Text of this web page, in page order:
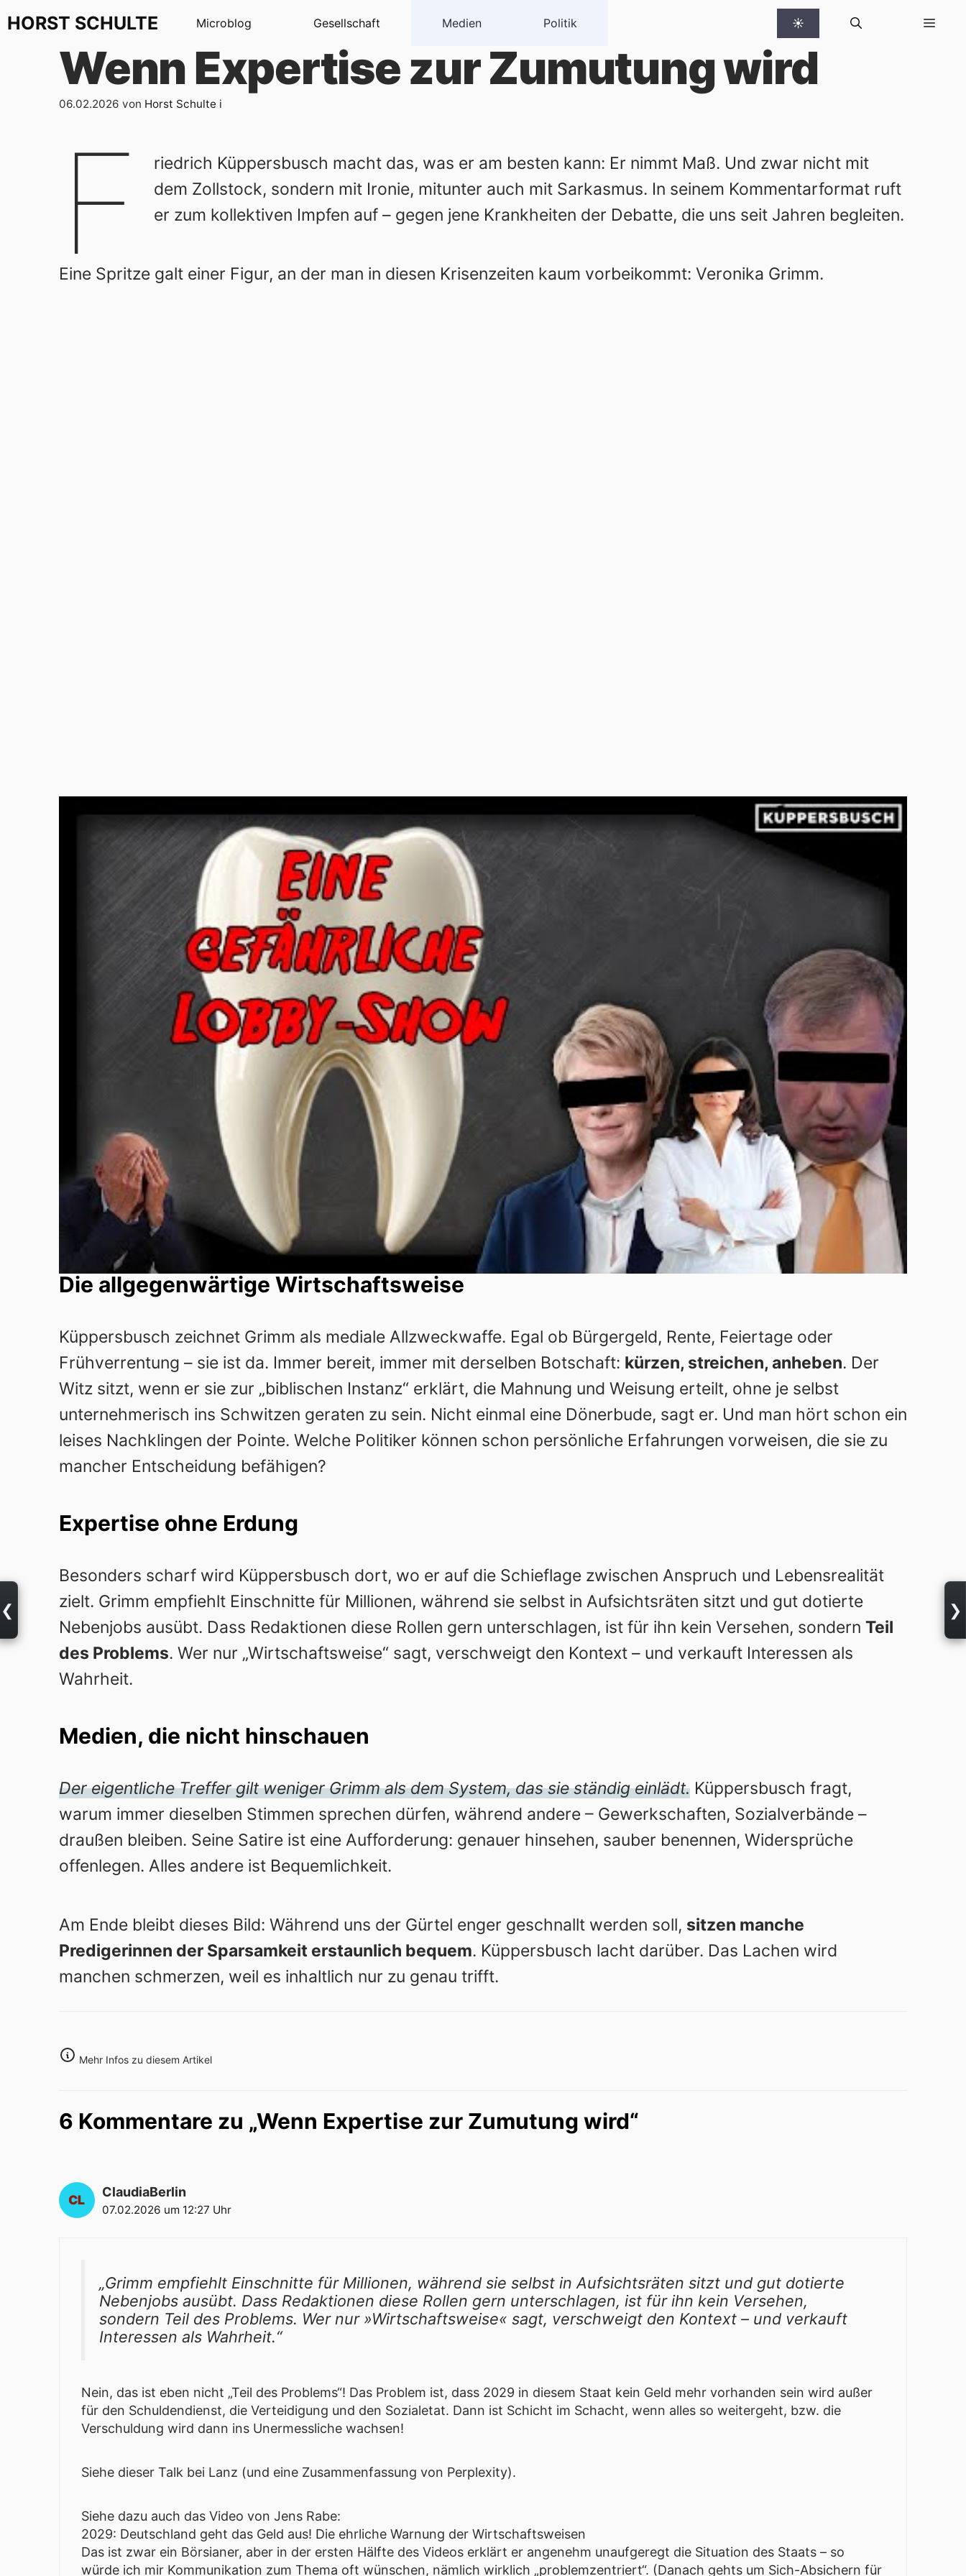
HORST SCHULTE Microblog Gesellschaft Medien Politik ☀
Wenn Expertise zur Zumutung wird
06.02.2026 von Horst Schulte i
F
riedrich Küppersbusch macht das, was er am besten kann: Er nimmt Maß. Und zwar nicht mit
dem Zollstock, sondern mit Ironie, mitunter auch mit Sarkasmus. In seinem Kommentarformat ruft
er zum kollektiven Impfen auf – gegen jene Krankheiten der Debatte, die uns seit Jahren begleiten.
Eine Spritze galt einer Figur, an der man in diesen Krisenzeiten kaum vorbeikommt: Veronika Grimm.
Die allgegenwärtige Wirtschaftsweise
Küppersbusch zeichnet Grimm als mediale Allzweckwaffe. Egal ob Bürgergeld, Rente, Feiertage oder
Frühverrentung – sie ist da. Immer bereit, immer mit derselben Botschaft: kürzen, streichen, anheben. Der
Witz sitzt, wenn er sie zur „biblischen Instanz“ erklärt, die Mahnung und Weisung erteilt, ohne je selbst
unternehmerisch ins Schwitzen geraten zu sein. Nicht einmal eine Dönerbude, sagt er. Und man hört schon ein
leises Nachklingen der Pointe. Welche Politiker können schon persönliche Erfahrungen vorweisen, die sie zu
mancher Entscheidung befähigen?
Expertise ohne Erdung
Besonders scharf wird Küppersbusch dort, wo er auf die Schieflage zwischen Anspruch und Lebensrealität
zielt. Grimm empfiehlt Einschnitte für Millionen, während sie selbst in Aufsichtsräten sitzt und gut dotierte
Nebenjobs ausübt. Dass Redaktionen diese Rollen gern unterschlagen, ist für ihn kein Versehen, sondern Teil
des Problems. Wer nur „Wirtschaftsweise“ sagt, verschweigt den Kontext – und verkauft Interessen als
Wahrheit.
Medien, die nicht hinschauen
Der eigentliche Treffer gilt weniger Grimm als dem System, das sie ständig einlädt. Küppersbusch fragt,
warum immer dieselben Stimmen sprechen dürfen, während andere – Gewerkschaften, Sozialverbände –
draußen bleiben. Seine Satire ist eine Aufforderung: genauer hinsehen, sauber benennen, Widersprüche
offenlegen. Alles andere ist Bequemlichkeit.
Am Ende bleibt dieses Bild: Während uns der Gürtel enger geschnallt werden soll, sitzen manche
Predigerinnen der Sparsamkeit erstaunlich bequem. Küppersbusch lacht darüber. Das Lachen wird
manchen schmerzen, weil es inhaltlich nur zu genau trifft.
Mehr Infos zu diesem Artikel
6 Kommentare zu „Wenn Expertise zur Zumutung wird“
ClaudiaBerlin
07.02.2026 um 12:27 Uhr
„Grimm empfiehlt Einschnitte für Millionen, während sie selbst in Aufsichtsräten sitzt und gut dotierte
Nebenjobs ausübt. Dass Redaktionen diese Rollen gern unterschlagen, ist für ihn kein Versehen,
sondern Teil des Problems. Wer nur »Wirtschaftsweise« sagt, verschweigt den Kontext – und verkauft
Interessen als Wahrheit.“
Nein, das ist eben nicht „Teil des Problems“! Das Problem ist, dass 2029 in diesem Staat kein Geld mehr vorhanden sein wird außer
für den Schuldendienst, die Verteidigung und den Sozialetat. Dann ist Schicht im Schacht, wenn alles so weitergeht, bzw. die
Verschuldung wird dann ins Unermessliche wachsen!
Siehe dieser Talk bei Lanz (und eine Zusammenfassung von Perplexity).
Siehe dazu auch das Video von Jens Rabe:
2029: Deutschland geht das Geld aus! Die ehrliche Warnung der Wirtschaftsweisen
Das ist zwar ein Börsianer, aber in der ersten Hälfte des Videos erklärt er angenehm unaufgeregt die Situation des Staats – so
würde ich mir Kommunikation zum Thema oft wünschen, nämlich wirklich „problemzentriert“. (Danach gehts um Sich-Absichern für
❮ ❯